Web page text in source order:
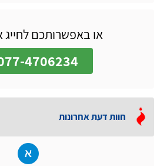
או באפשרותכם לחייג
4706234
חוות דעת אחרונות